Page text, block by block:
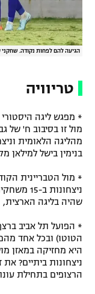
הגיעה להם לפחות נקודה. שחקני
טריוויה
* מפגש ליגה
מול זו בסיבוב ח' של
בנימין בישל למילאן
שהיה בליגה הארצית, הפסידה
* הפועל תל אביב
הטוטו) ובכל אחד
היא מחזיקה במאזן
ניצחונות ביתיים?
הרצופים בתחילת עונת 2012/